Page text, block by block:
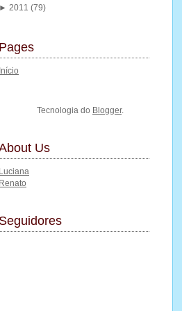
2011 (79)
Tecnologia do Blogger.
Us